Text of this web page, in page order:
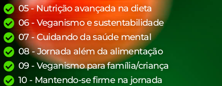
05 - Nutrição avançada na dieta
06 - Veganismo e sustentabilidade
07 - Cuidando da saúde mental
08 - Jornada além da alimentação
09 - Veganismo para família/criança
10 - Mantendo-se firme na jornada